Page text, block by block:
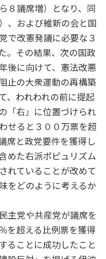
８議席増）となり、同
、および維新の会と国
で改憲発議に必要な３
。その結果、次の国政
後に向けて、憲法改悪
止の大衆運動の再構築
、われわれの前に提起
「右」に位置づけられ
せると３００万票を超
席と政党要件を獲得し
めた右派ポピュリズム
れていることが改めて
をどのように考えるか
主党や共産党が議席を
を超える比例票を獲得
ることに成功したこと